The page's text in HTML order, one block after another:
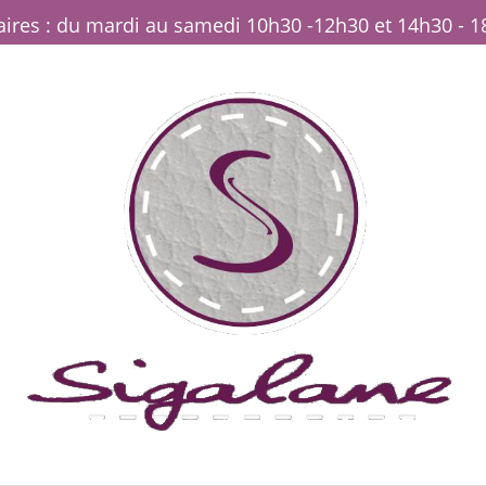
: du mardi au samedi 10h30 -12h30 et 14h30 -